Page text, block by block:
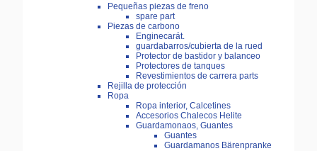
Pequeñas piezas de freno
spare part
Piezas de carbono
Enginecarát.
guardabarros/cubierta de la rued
Protector de bastidor y balanceo
Protectores de tanques
Revestimientos de carrera parts
Rejilla de protección
Ropa
Ropa interior, Calcetines
Accesorios Chalecos Helite
Guardamonaos, Guantes
Guantes
Guardamanos Bärenpranke